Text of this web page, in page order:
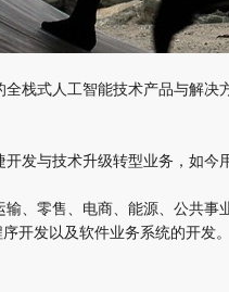
栈式人工智能技术产品与解
发与技术升级转型业务，如
、零售、电商、能源、公共
开发以及软件业务系统的开发。